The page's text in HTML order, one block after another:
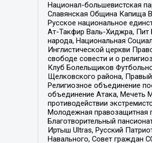
Национал-большевистская
Славянская Община Капища
Русское национальное
Ат-Такфир Валь-Хиджра, Пит
народа, Национальная
Инглистической церкви
свободе совести и о
Клуб Болельщиков
Щелковского района,
Религиозное объединение
объединение Атака, Мечеть
противодействии
Молодежная правозащитная
Благотворительный
Иртыш Ultras, Русский
Навального, Совет граждан